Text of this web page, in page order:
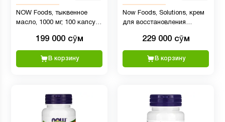
NOW Foods, тыквенное
масло, 1000 мг, 100 капсул
199 000 сӯм
В корзину
Now Foods, Solutions, крем
для восстановления
прогестероном из дикого
ямса, без аромата, 20 мг,
229 000 сӯм
В корзину